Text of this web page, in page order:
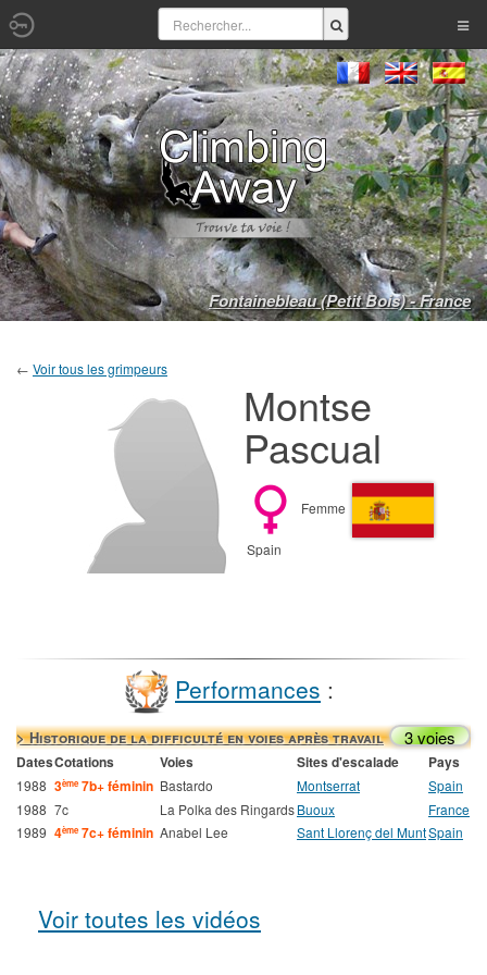
Fontainebleau (Petit Bois) - France
← Voir tous les grimpeurs
Montse
Pascual
Femme
Spain
Performances :
> Historique de la difficulté en voies après travail 3 voies
DatesCotations Voies Sites d'escalade Pays
1988 3ème7b+ féminin Bastardo Montserrat
Spain
1988 7c La Polka des RingardsBuoux
France
1989 4ème7c+ féminin Anabel Lee Sant Llorenç del MuntSpain
Voir toutes les vidéos